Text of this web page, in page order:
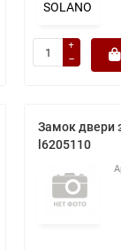
Замок двери
l6205110